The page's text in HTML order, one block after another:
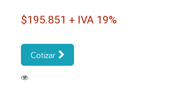
$195.851 + IVA 19%
Cotizar